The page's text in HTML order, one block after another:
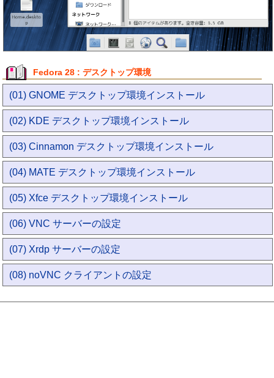
Fedora 28 : デスクトップ環境
(01) GNOME デスクトップ環境インストール
(02) KDE デスクトップ環境インストール
(03) Cinnamon デスクトップ環境インストール
(04) MATE デスクトップ環境インストール
(05) Xfce デスクトップ環境インストール
(06) VNC サーバーの設定
(07) Xrdp サーバーの設定
(08) noVNC クライアントの設定